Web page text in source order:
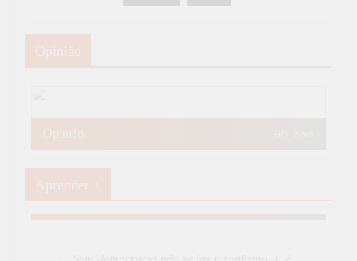
Opinião
Opinião
Aprender +
Aprender Mais 19 News